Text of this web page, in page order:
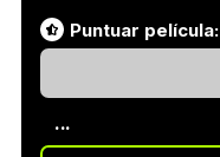
Puntuar película:
...